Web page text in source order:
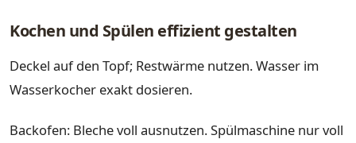
Kochen und Spülen effizient gestalten
Deckel auf den Topf; Restwärme nutzen. Wasser im
Wasserkocher exakt dosieren.
Backofen: Bleche voll ausnutzen. Spülmaschine nur voll